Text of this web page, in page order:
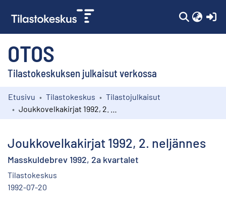
OTOS
Tilastokeskuksen julkaisut verkossa
Kokoelmat
Etusivu Tilastokeskus
Tilastojulkaisut
Joukkovelkakirjat 1992, 2. neljännes
Masskuldebrev 1992, 2a kvartalet
Tilastokeskus
1992-07-20